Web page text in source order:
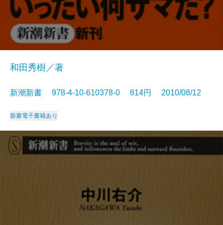
和田秀樹／著
新潮新書 978-4-10-610378-0 814円 2010/08/12
新書電子書籍あり